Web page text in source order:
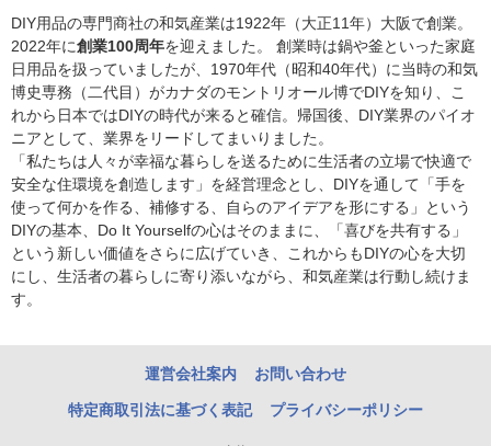
DIY用品の専門商社の和気産業は1922年（大正11年）大阪で創業。
2022年に創業100周年を迎えました。 創業時は鍋や釜といった家庭
日用品を扱っていましたが、1970年代（昭和40年代）に当時の和気
博史専務（二代目）がカナダのモントリオール博でDIYを知り、こ
れから日本ではDIYの時代が来ると確信。帰国後、DIY業界のパイオ
ニアとして、業界をリードしてまいりました。
「私たちは人々が幸福な暮らしを送るために生活者の立場で快適で
安全な住環境を創造します」を経営理念とし、DIYを通して「手を
使って何かを作る、補修する、自らのアイデアを形にする」という
DIYの基本、Do It Yourselfの心はそのままに、「喜びを共有する」
という新しい価値をさらに広げていき、これからもDIYの心を大切
にし、生活者の暮らしに寄り添いながら、和気産業は行動し続けま
す。
運営会社案内 お問い合わせ
特定商取引法に基づく表記 プライバシーポリシー